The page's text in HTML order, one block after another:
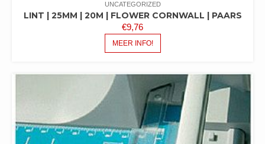
UNCATEGORIZED
LINT | 25MM | 20M | FLOWER CORNWALL | PAARS
€9,76
MEER INFO!